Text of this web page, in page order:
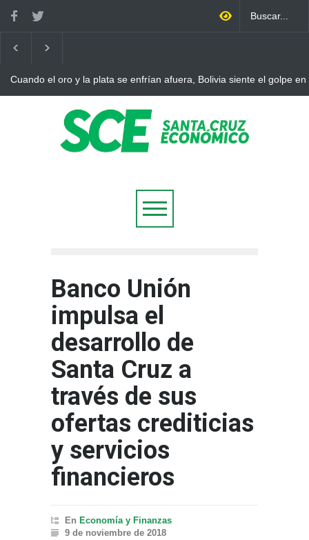
Cuando el oro y la plata se enfrían afuera, Bolivia siente el golpe en
Banco Unión
impulsa el
desarrollo de
Santa Cruz a
través de sus
ofertas crediticias
y servicios
financieros
En Economía y Finanzas
9 de noviembre de 2018